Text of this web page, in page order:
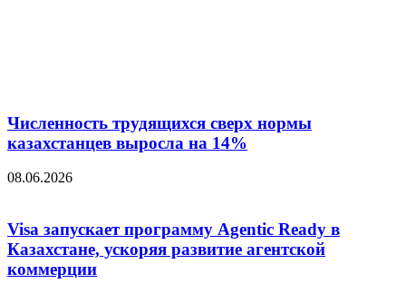
Численность трудящихся сверх нормы
казахстанцев выросла на 14%
08.06.2026
Visa запускает программу Agentic Ready в
Казахстане, ускоряя развитие агентской
коммерции